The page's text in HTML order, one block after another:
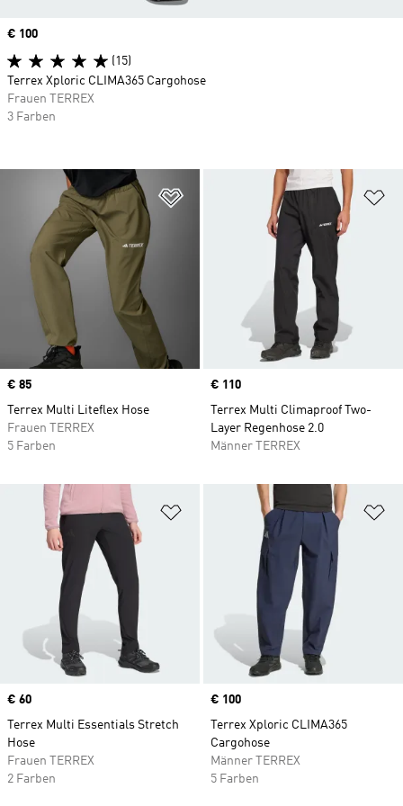
Zur Wunschliste hinzufügen
Price
€ 85
Terrex Multi Liteflex Hose
Frauen TERREX
5 Farben
Price
€ 110
Terrex Multi Climaproof Two-
Layer Regenhose 2.0
Männer TERREX
Zur Wunschliste hinzufügen
Price
€ 60
Terrex Multi Essentials Stretch
Hose
Frauen TERREX
2 Farben
Price
€ 100
Terrex Xploric CLIMA365
Cargohose
Männer TERREX
5 Farben
Price
€ 100
(15)
Terrex Xploric CLIMA365 Cargohose
Frauen TERREX
3 Farben